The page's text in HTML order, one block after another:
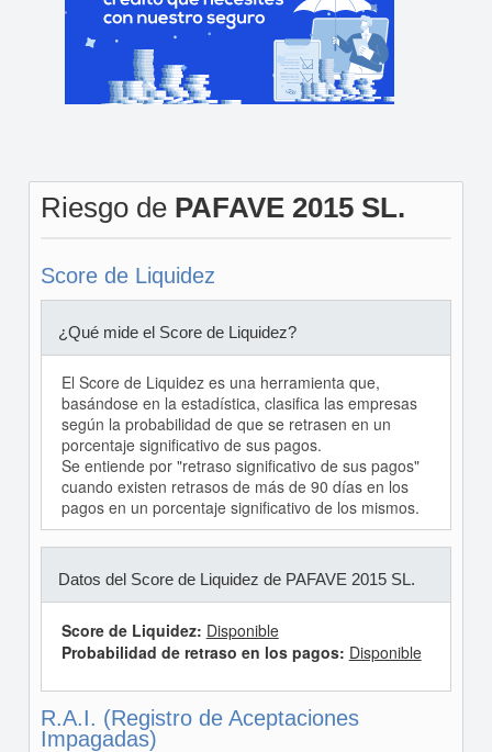
Riesgo de PAFAVE 2015 SL.
Score de Liquidez
¿Qué mide el Score de Liquidez?
El Score de Liquidez es una herramienta que,
basándose en la estadística, clasifica las empresas
según la probabilidad de que se retrasen en un
porcentaje significativo de sus pagos.
Se entiende por "retraso significativo de sus pagos"
cuando existen retrasos de más de 90 días en los
pagos en un porcentaje significativo de los mismos.
Datos del Score de Liquidez de PAFAVE 2015 SL.
Score de Liquidez: Disponible
Probabilidad de retraso en los pagos: Disponible
R.A.I. (Registro de Aceptaciones
Impagadas)